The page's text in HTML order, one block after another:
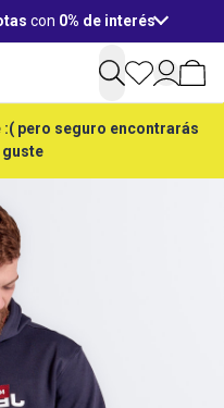
con 0% de interés
pero seguro encontrarás